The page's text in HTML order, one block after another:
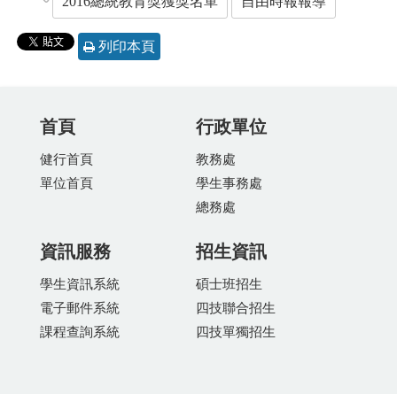
列印本頁
首頁
健行首頁
單位首頁
行政單位
教務處
學生事務處
總務處
資訊服務
學生資訊系統
電子郵件系統
課程查詢系統
招生資訊
碩士班招生
四技聯合招生
四技單獨招生